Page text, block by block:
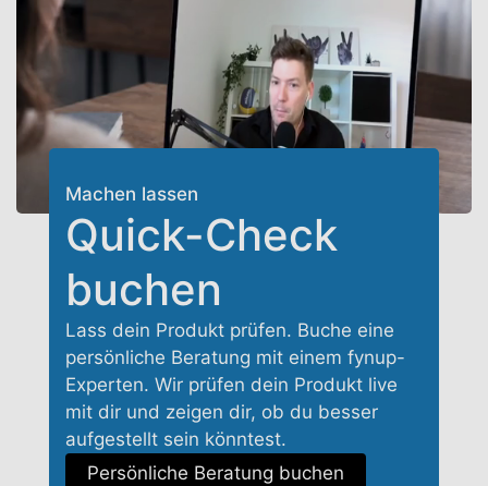
Machen lassen
Quick-Check
buchen
Lass dein Produkt prüfen. Buche eine
persönliche Beratung mit einem fynup-
Experten. Wir prüfen dein Produkt live
mit dir und zeigen dir, ob du besser
aufgestellt sein könntest.
Persönliche Beratung buchen